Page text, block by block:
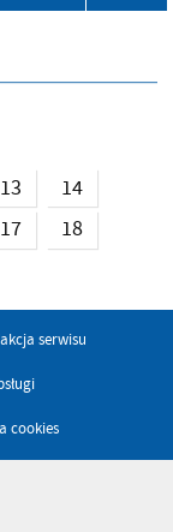
13
14
17
18
serwisu
cookies